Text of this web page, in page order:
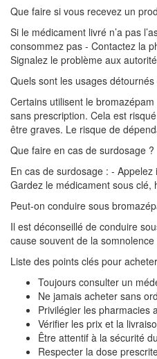
Que faire si vous recevez un
Si le médicament livré n’a pas
consommez pas - Contactez la
Signalez le problème aux
Quels sont les usages
Certains utilisent le
sans prescription. Cela est
être graves. Le risque de
Que faire en cas de surdosage ?
En cas de surdosage : -
Gardez le médicament sous clé,
Peut-on conduire sous
Il est déconseillé de conduire
cause souvent de la
Liste des points clés pour
Toujours consulter un
Ne jamais acheter sans
Privilégier les pharmacies
Vérifier les prix et la
Être attentif à la sécurité
Respecter la dose